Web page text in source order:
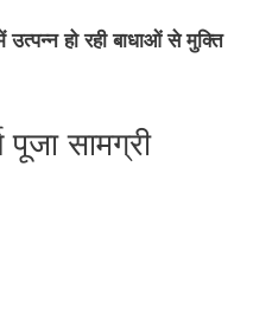
हो रही बाधाओं से मुक्ति
सामग्री